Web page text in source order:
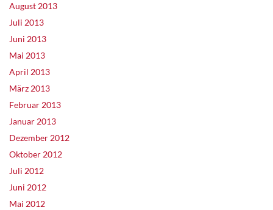
August 2013
Juli 2013
Juni 2013
Mai 2013
April 2013
März 2013
Februar 2013
Januar 2013
Dezember 2012
Oktober 2012
Juli 2012
Juni 2012
Mai 2012